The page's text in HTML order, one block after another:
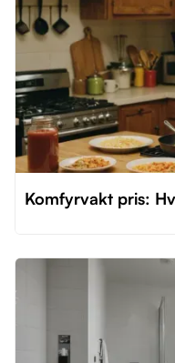
Komfyrvakt pris: